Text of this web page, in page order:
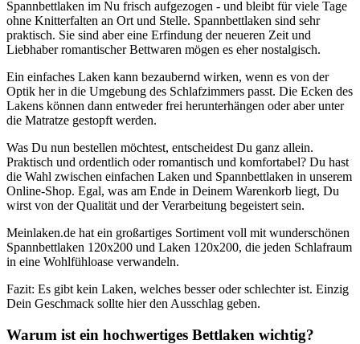
Spannbettlaken im Nu frisch aufgezogen - und bleibt für viele Tage
ohne Knitterfalten an Ort und Stelle. Spannbettlaken sind sehr
praktisch. Sie sind aber eine Erfindung der neueren Zeit und
Liebhaber romantischer Bettwaren mögen es eher nostalgisch.
Ein einfaches Laken kann bezaubernd wirken, wenn es von der
Optik her in die Umgebung des Schlafzimmers passt. Die Ecken des
Lakens können dann entweder frei herunterhängen oder aber unter
die Matratze gestopft werden.
Was Du nun bestellen möchtest, entscheidest Du ganz allein.
Praktisch und ordentlich oder romantisch und komfortabel? Du hast
die Wahl zwischen einfachen Laken und Spannbettlaken in unserem
Online-Shop. Egal, was am Ende in Deinem Warenkorb liegt, Du
wirst von der Qualität und der Verarbeitung begeistert sein.
Meinlaken.de hat ein großartiges Sortiment voll mit wunderschönen
Spannbettlaken 120x200 und Laken 120x200, die jeden Schlafraum
in eine Wohlfühloase verwandeln.
Fazit: Es gibt kein Laken, welches besser oder schlechter ist. Einzig
Dein Geschmack sollte hier den Ausschlag geben.
Warum ist ein hochwertiges Bettlaken wichtig?